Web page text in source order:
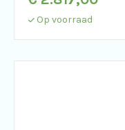
Op voorraad